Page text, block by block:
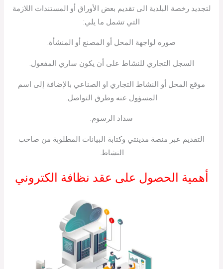
لتجديد رخصة البلدية الى تقديم بعض الأوراق أو المستندات اللازمة
التي تشمل ما يلي:
صوره لواجهة المحل أو المصنع أو المنشأة.
السجل التجاري للنشاط على أن يكون ساري المفعول.
موقع المحل أو النشاط التجاري او الصناعي بالإضافة إلى اسم
المسؤول عنه وطرق التواصل.
سداد الرسوم.
التقديم عبر منصة مدينتي وكتابة البيانات المطلوبة من صاحب
النشاط.
أهمية الحصول على عقد نظافة الكتروني